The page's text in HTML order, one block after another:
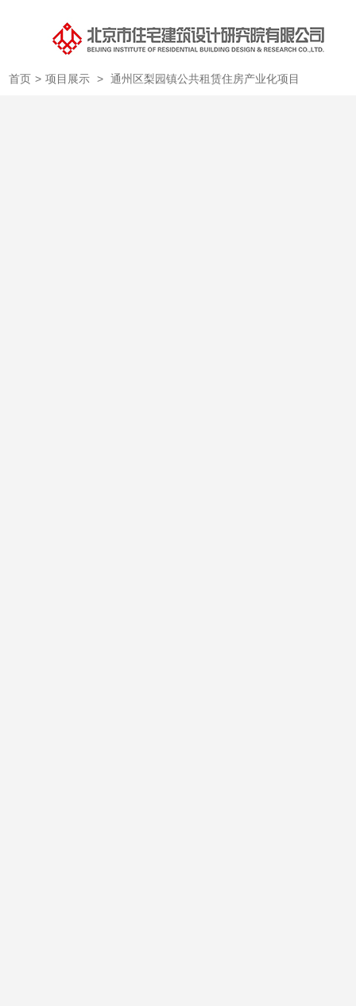
首页 > 项目展示 > 通州区梨园镇公共租赁住房产业化项目